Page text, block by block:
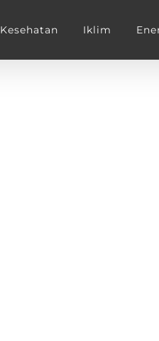
Kesehatan Iklim